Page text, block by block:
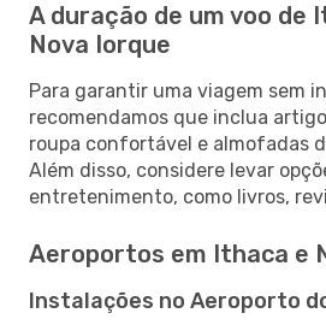
A duração de um voo de
Nova Iorque
Para garantir uma viagem sem
recomendamos que inclua
roupa confortável e almofadas
Além disso, considere levar
entretenimento, como livros,
Aeroportos em Ithaca e
Instalações no Aeroporto